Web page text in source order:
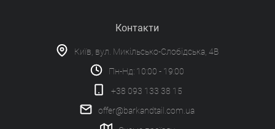
Контакти
Київ, вул. Микільсько-Слобідська, 4В
Пн-Нд: 10:00 - 19:00
+38 093 133 38 15
offer@barkandtail.com.ua